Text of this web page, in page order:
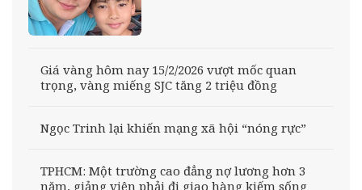
Giá vàng hôm nay 15/2/2026 vượt mốc quan
trọng, vàng miếng SJC tăng 2 triệu đồng
Ngọc Trinh lại khiến mạng xã hội “nóng rực”
TPHCM: Một trường cao đẳng nợ lương hơn 3
năm, giảng viên phải đi giao hàng kiếm sống